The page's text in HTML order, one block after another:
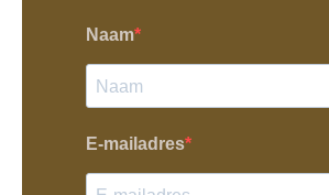
Naam
E-mailadres